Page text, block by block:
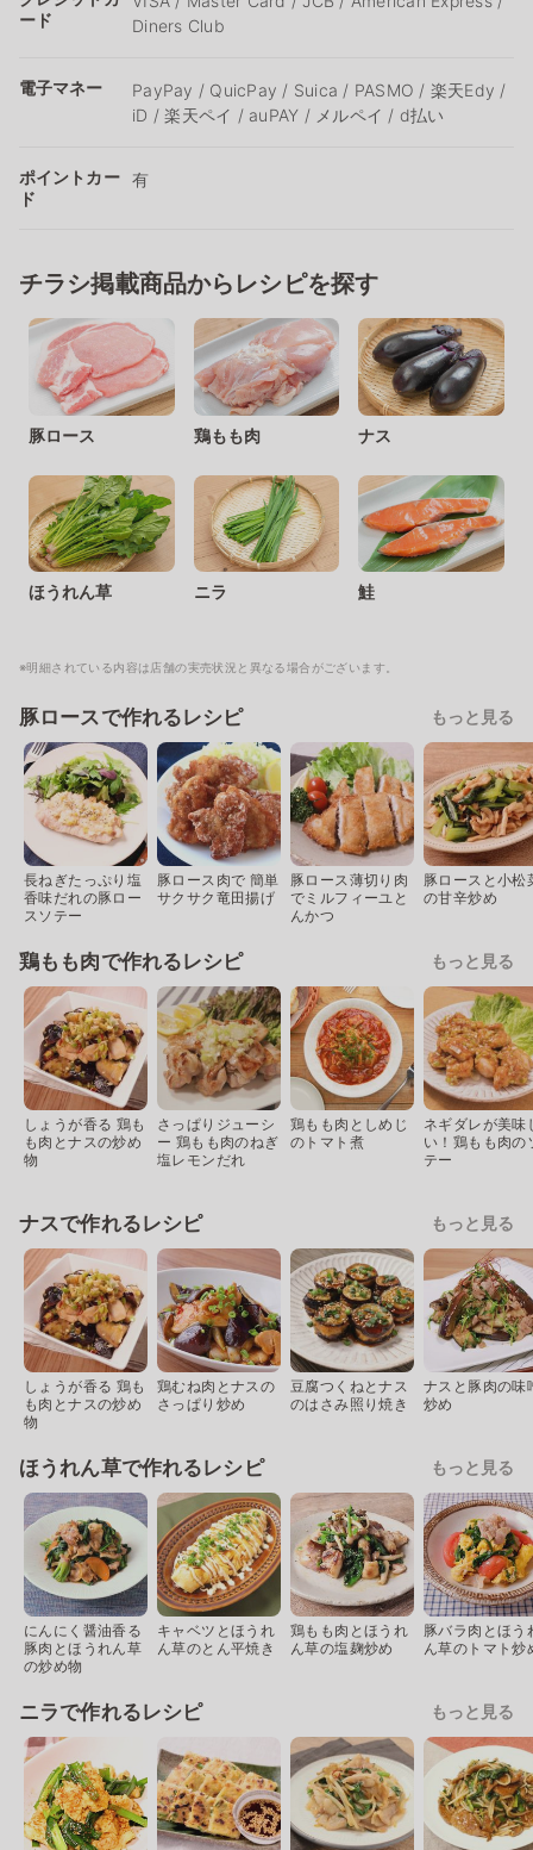
ード
Diners Club
電子マネー
PayPay / QuicPay / Suica / PASMO / 楽天Edy /
iD / 楽天ペイ / auPAY / メルペイ / d払い
ポイントカー
ド
有
チラシ掲載商品からレシピを探す
豚ロース 鶏もも肉 ナス
ほうれん草 ニラ 鮭
※明細されている内容は店舗の実売状況と異なる場合がございます。
豚ロースで作れるレシピ もっと見る
長ねぎたっぷり塩
香味だれの豚ロー
スソテー
豚ロース肉で 簡単
サクサク竜田揚げ
豚ロース薄切り肉
でミルフィーユと
んかつ
豚ロースと小松
の甘辛炒め
鶏もも肉で作れるレシピ もっと見る
しょうが香る 鶏も
も肉とナスの炒め
物
さっぱりジューシ
ー 鶏もも肉のねぎ
塩レモンだれ
鶏もも肉としめじ
のトマト煮
ネギダレが美味
い！鶏もも肉の
テー
ナスで作れるレシピ もっと見る
しょうが香る 鶏も
も肉とナスの炒め
物
鶏むね肉とナスの
さっぱり炒め
豆腐つくねとナス
のはさみ照り焼き
ナスと豚肉の味
炒め
ほうれん草で作れるレシピ もっと見る
にんにく醤油香る
豚肉とほうれん草
の炒め物
キャベツとほうれ
ん草のとん平焼き
鶏もも肉とほうれ
ん草の塩麹炒め
豚バラ肉とほう
ん草のトマト炒
ニラで作れるレシピ もっと見る